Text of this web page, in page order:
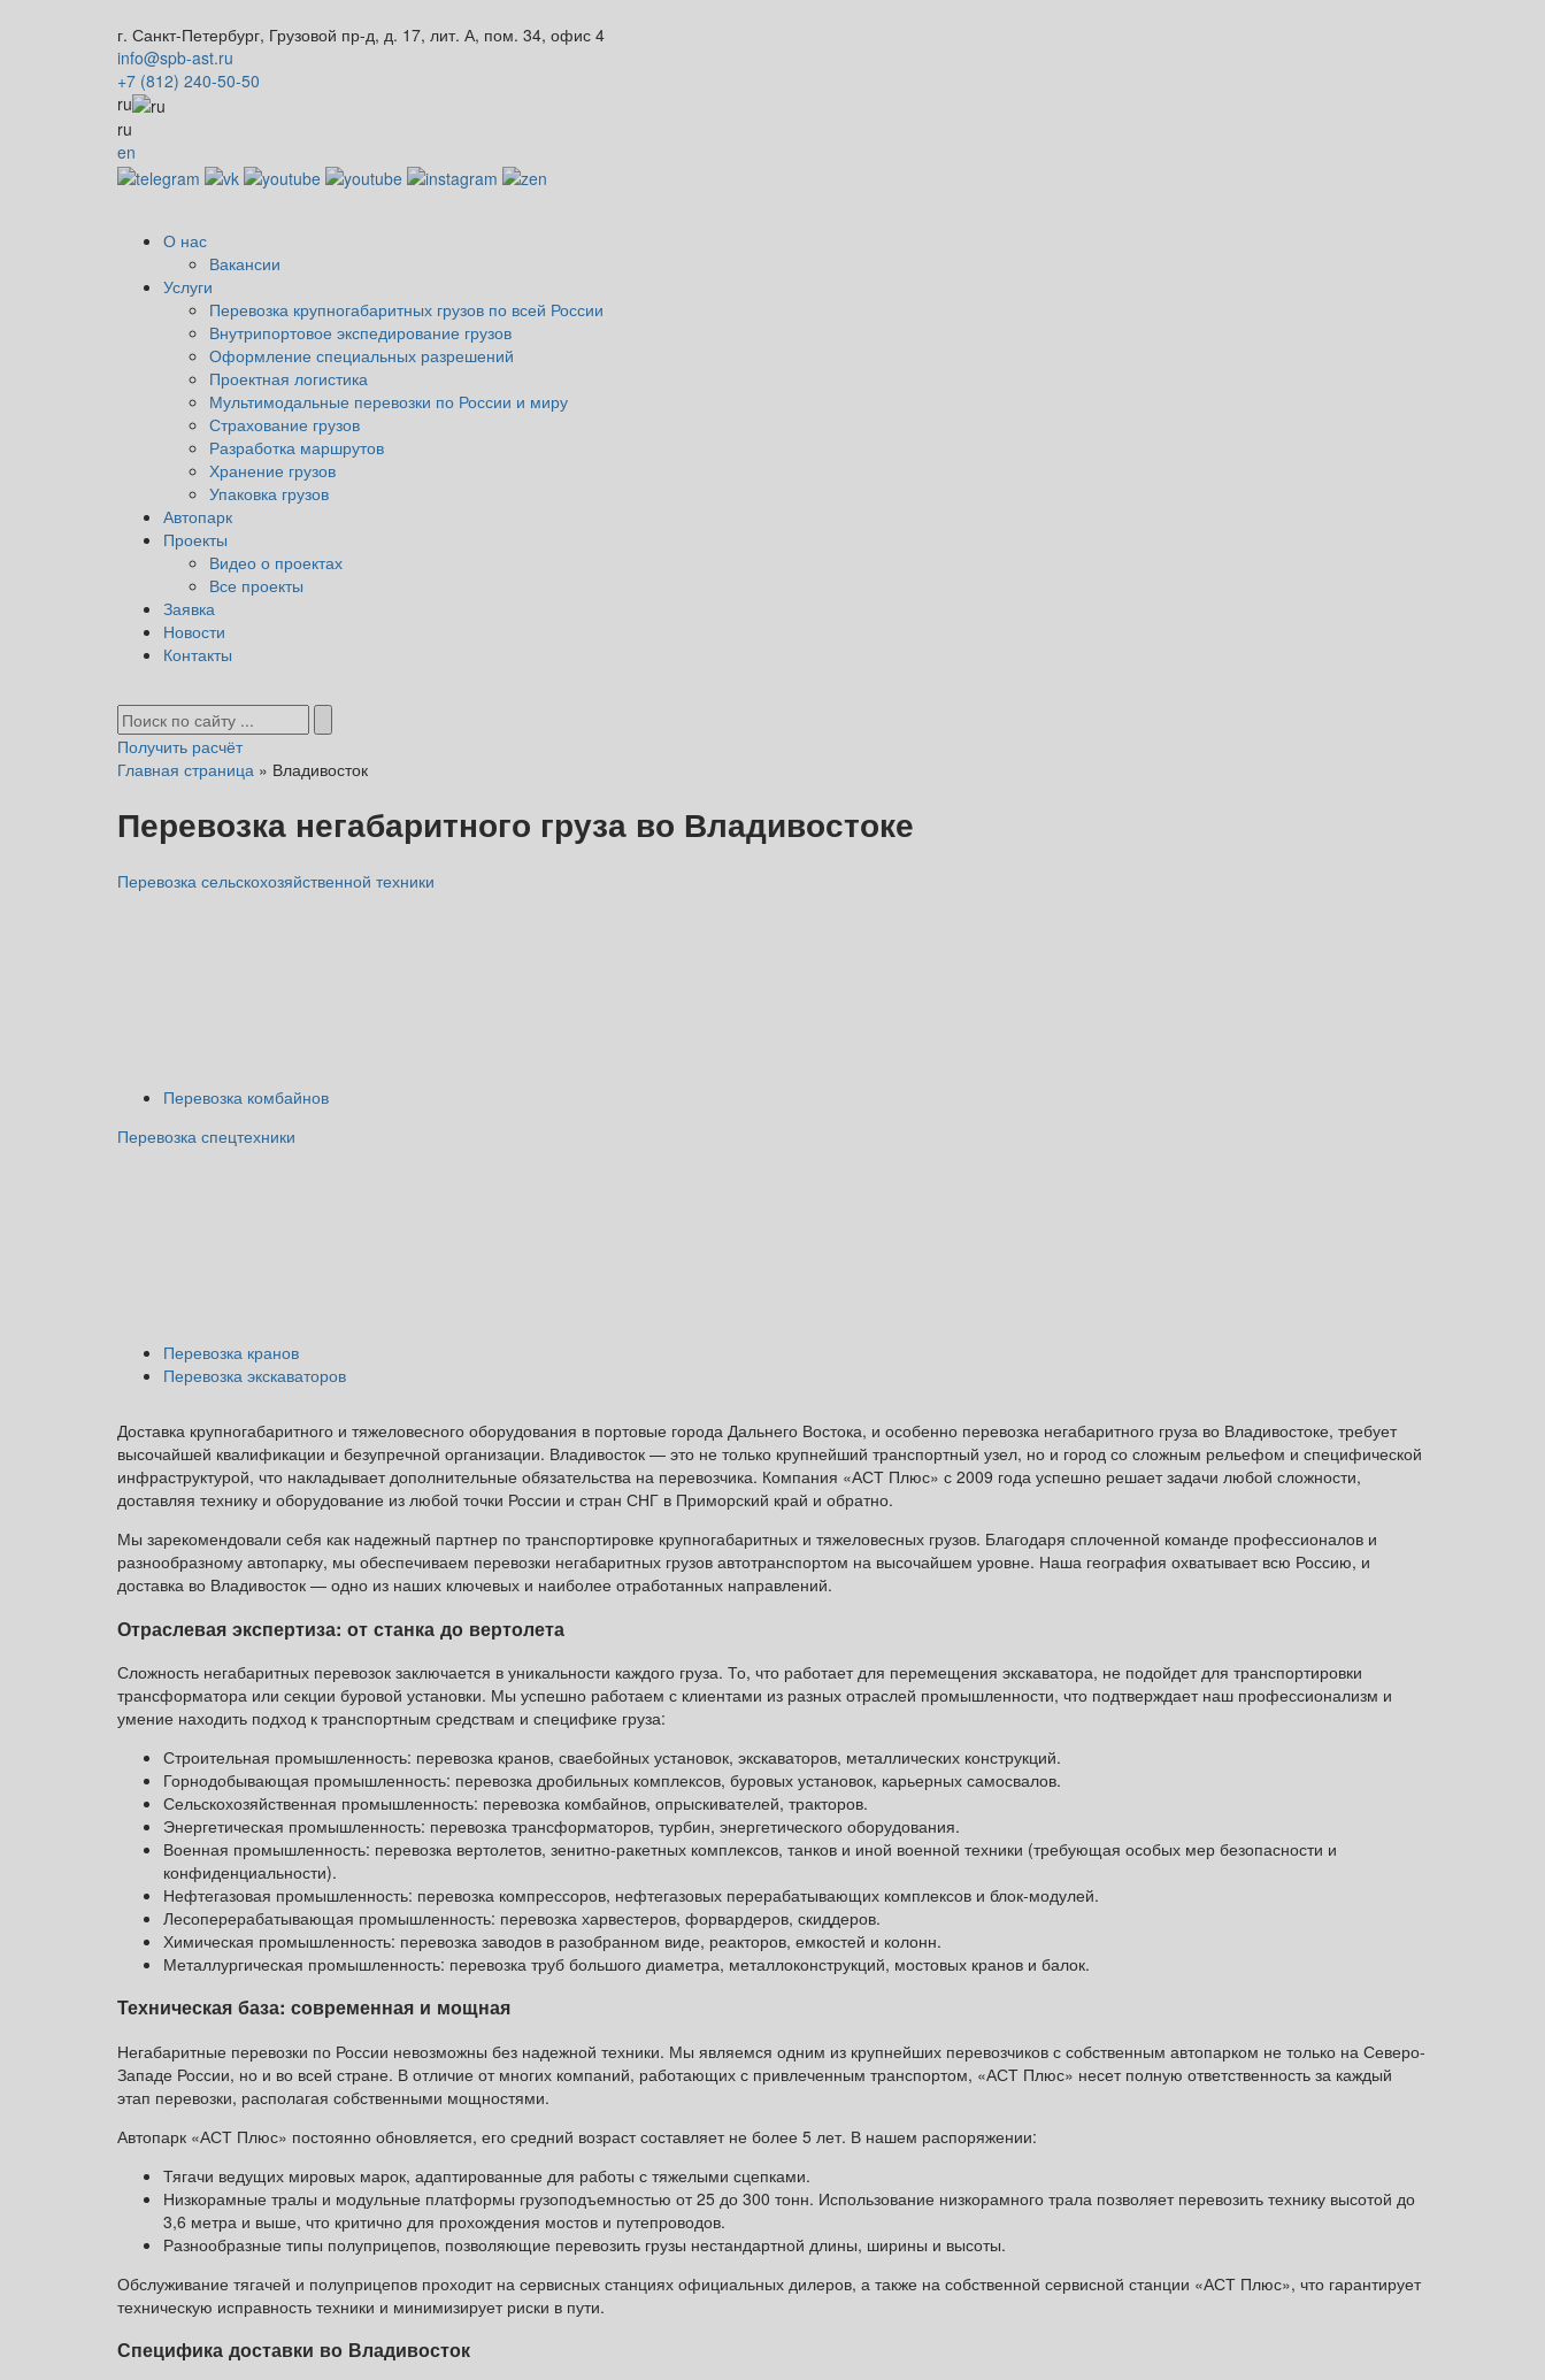
г. Санкт-Петербург, Грузовой пр-д, д. 17, лит. А, пом. 34, офис 4
info@spb-ast.ru
+7 (812) 240-50-50
ru
ru
en
О нас
Вакансии
Услуги
Перевозка крупногабаритных грузов по всей России
Внутрипортовое экспедирование грузов
Оформление специальных разрешений
Проектная логистика
Мультимодальные перевозки по России и миру
Страхование грузов
Разработка маршрутов
Хранение грузов
Упаковка грузов
Автопарк
Проекты
Видео о проектах
Все проекты
Заявка
Новости
Контакты
Получить расчёт
Главная страница » Владивосток
Перевозка негабаритного груза во Владивостоке
Перевозка сельскохозяйственной техники
Перевозка комбайнов
Перевозка спецтехники
Перевозка кранов
Перевозка экскаваторов
Доставка крупногабаритного и тяжеловесного оборудования в портовые города Дальнего Востока, и особенно перевозка негабаритного груза во Владивостоке, требует
высочайшей квалификации и безупречной организации. Владивосток — это не только крупнейший транспортный узел, но и город со сложным рельефом и специфической
инфраструктурой, что накладывает дополнительные обязательства на перевозчика. Компания «АСТ Плюс» с 2009 года успешно решает задачи любой сложности,
доставляя технику и оборудование из любой точки России и стран СНГ в Приморский край и обратно.
Мы зарекомендовали себя как надежный партнер по транспортировке крупногабаритных и тяжеловесных грузов. Благодаря сплоченной команде профессионалов и
разнообразному автопарку, мы обеспечиваем перевозки негабаритных грузов автотранспортом на высочайшем уровне. Наша география охватывает всю Россию, и
доставка во Владивосток — одно из наших ключевых и наиболее отработанных направлений.
Отраслевая экспертиза: от станка до вертолета
Сложность негабаритных перевозок заключается в уникальности каждого груза. То, что работает для перемещения экскаватора, не подойдет для транспортировки
трансформатора или секции буровой установки. Мы успешно работаем с клиентами из разных отраслей промышленности, что подтверждает наш профессионализм и
умение находить подход к транспортным средствам и специфике груза:
Строительная промышленность: перевозка кранов, сваебойных установок, экскаваторов, металлических конструкций.
Горнодобывающая промышленность: перевозка дробильных комплексов, буровых установок, карьерных самосвалов.
Сельскохозяйственная промышленность: перевозка комбайнов, опрыскивателей, тракторов.
Энергетическая промышленность: перевозка трансформаторов, турбин, энергетического оборудования.
Военная промышленность: перевозка вертолетов, зенитно-ракетных комплексов, танков и иной военной техники (требующая особых мер безопасности и
конфиденциальности).
Нефтегазовая промышленность: перевозка компрессоров, нефтегазовых перерабатывающих комплексов и блок-модулей.
Лесоперерабатывающая промышленность: перевозка харвестеров, форвардеров, скиддеров.
Химическая промышленность: перевозка заводов в разобранном виде, реакторов, емкостей и колонн.
Металлургическая промышленность: перевозка труб большого диаметра, металлоконструкций, мостовых кранов и балок.
Техническая база: современная и мощная
Негабаритные перевозки по России невозможны без надежной техники. Мы являемся одним из крупнейших перевозчиков с собственным автопарком не только на Северо-
Западе России, но и во всей стране. В отличие от многих компаний, работающих с привлеченным транспортом, «АСТ Плюс» несет полную ответственность за каждый
этап перевозки, располагая собственными мощностями.
Автопарк «АСТ Плюс» постоянно обновляется, его средний возраст составляет не более 5 лет. В нашем распоряжении:
Тягачи ведущих мировых марок, адаптированные для работы с тяжелыми сцепками.
Низкорамные тралы и модульные платформы грузоподъемностью от 25 до 300 тонн. Использование низкорамного трала позволяет перевозить технику высотой до
3,6 метра и выше, что критично для прохождения мостов и путепроводов.
Разнообразные типы полуприцепов, позволяющие перевозить грузы нестандартной длины, ширины и высоты.
Обслуживание тягачей и полуприцепов проходит на сервисных станциях официальных дилеров, а также на собственной сервисной станции «АСТ Плюс», что гарантирует
техническую исправность техники и минимизирует риски в пути.
Специфика доставки во Владивосток